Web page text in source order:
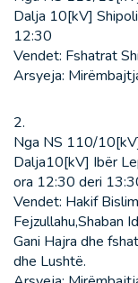
Dalja 10[kV]
12:30
Vendet: Fshatrat
Arsyeja:
2.
Nga NS 110/
Dalja10[kV] Ibër
ora 12:30 deri
Vendet: Hakif
Fejzullahu,Shaban
Gani Hajra dhe
dhe Lushtë.